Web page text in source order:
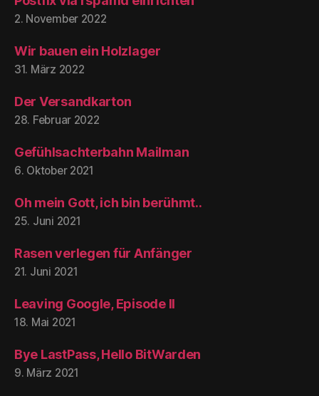
2. November 2022
Wir bauen ein Holzlager
31. März 2022
Der Versandkarton
28. Februar 2022
Gefühlsachterbahn Mailman
6. Oktober 2021
Oh mein Gott, ich bin berühmt..
25. Juni 2021
Rasen verlegen für Anfänger
21. Juni 2021
Leaving Google, Episode II
18. Mai 2021
Bye LastPass, Hello BitWarden
9. März 2021